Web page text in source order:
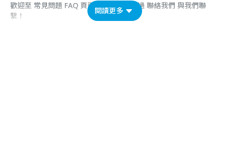
歡迎至 常見問題 FAQ 頁面看看，或是透過 聯絡我們 與我們聯
繫！
閱讀更多